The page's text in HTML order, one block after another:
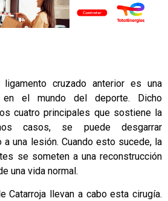
cruzado anterior es una
en el mundo del deporte. Dicho
cuatro principales que sostiene la
casos, se puede desgarrar
una lesión. Cuando esto sucede, la
se someten a una reconstrucción
una vida normal.
Catarroja llevan a cabo esta cirugía.